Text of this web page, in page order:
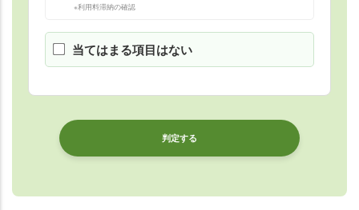
※利用料滞納の確認
当てはまる項目はない
判定する